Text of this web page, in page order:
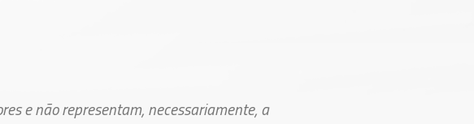
e não representam, necessariamente, a